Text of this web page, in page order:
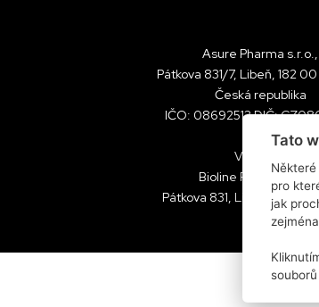
Asure Pharma s.r.o.,
Pátkova 831/7, Libeň, 182
Česká republika
IČO: 08692513 DIČ:
Výrobce:
Bioline Products
Pátkova 831, Libeň, 182 00
Tato
pro
jak